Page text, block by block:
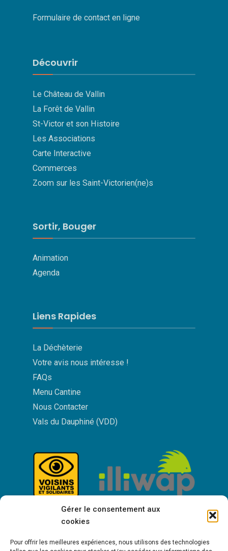
Gérer le consentement aux
cookies
Pour offrir les meilleures expériences, nous utilisons des technologies
Formulaire de contact en ligne
Découvrir
Le Château de Vallin
La Forêt de Vallin
St-Victor et son Histoire
Les Associations
Carte Interactive
Commerces
Zoom sur les Saint-Victorien(ne)s
Sortir, Bouger
Animation
Agenda
Liens Rapides
La Déchèterie
Votre avis nous intéresse !
FAQs
Menu Cantine
Nous Contacter
Vals du Dauphiné (VDD)